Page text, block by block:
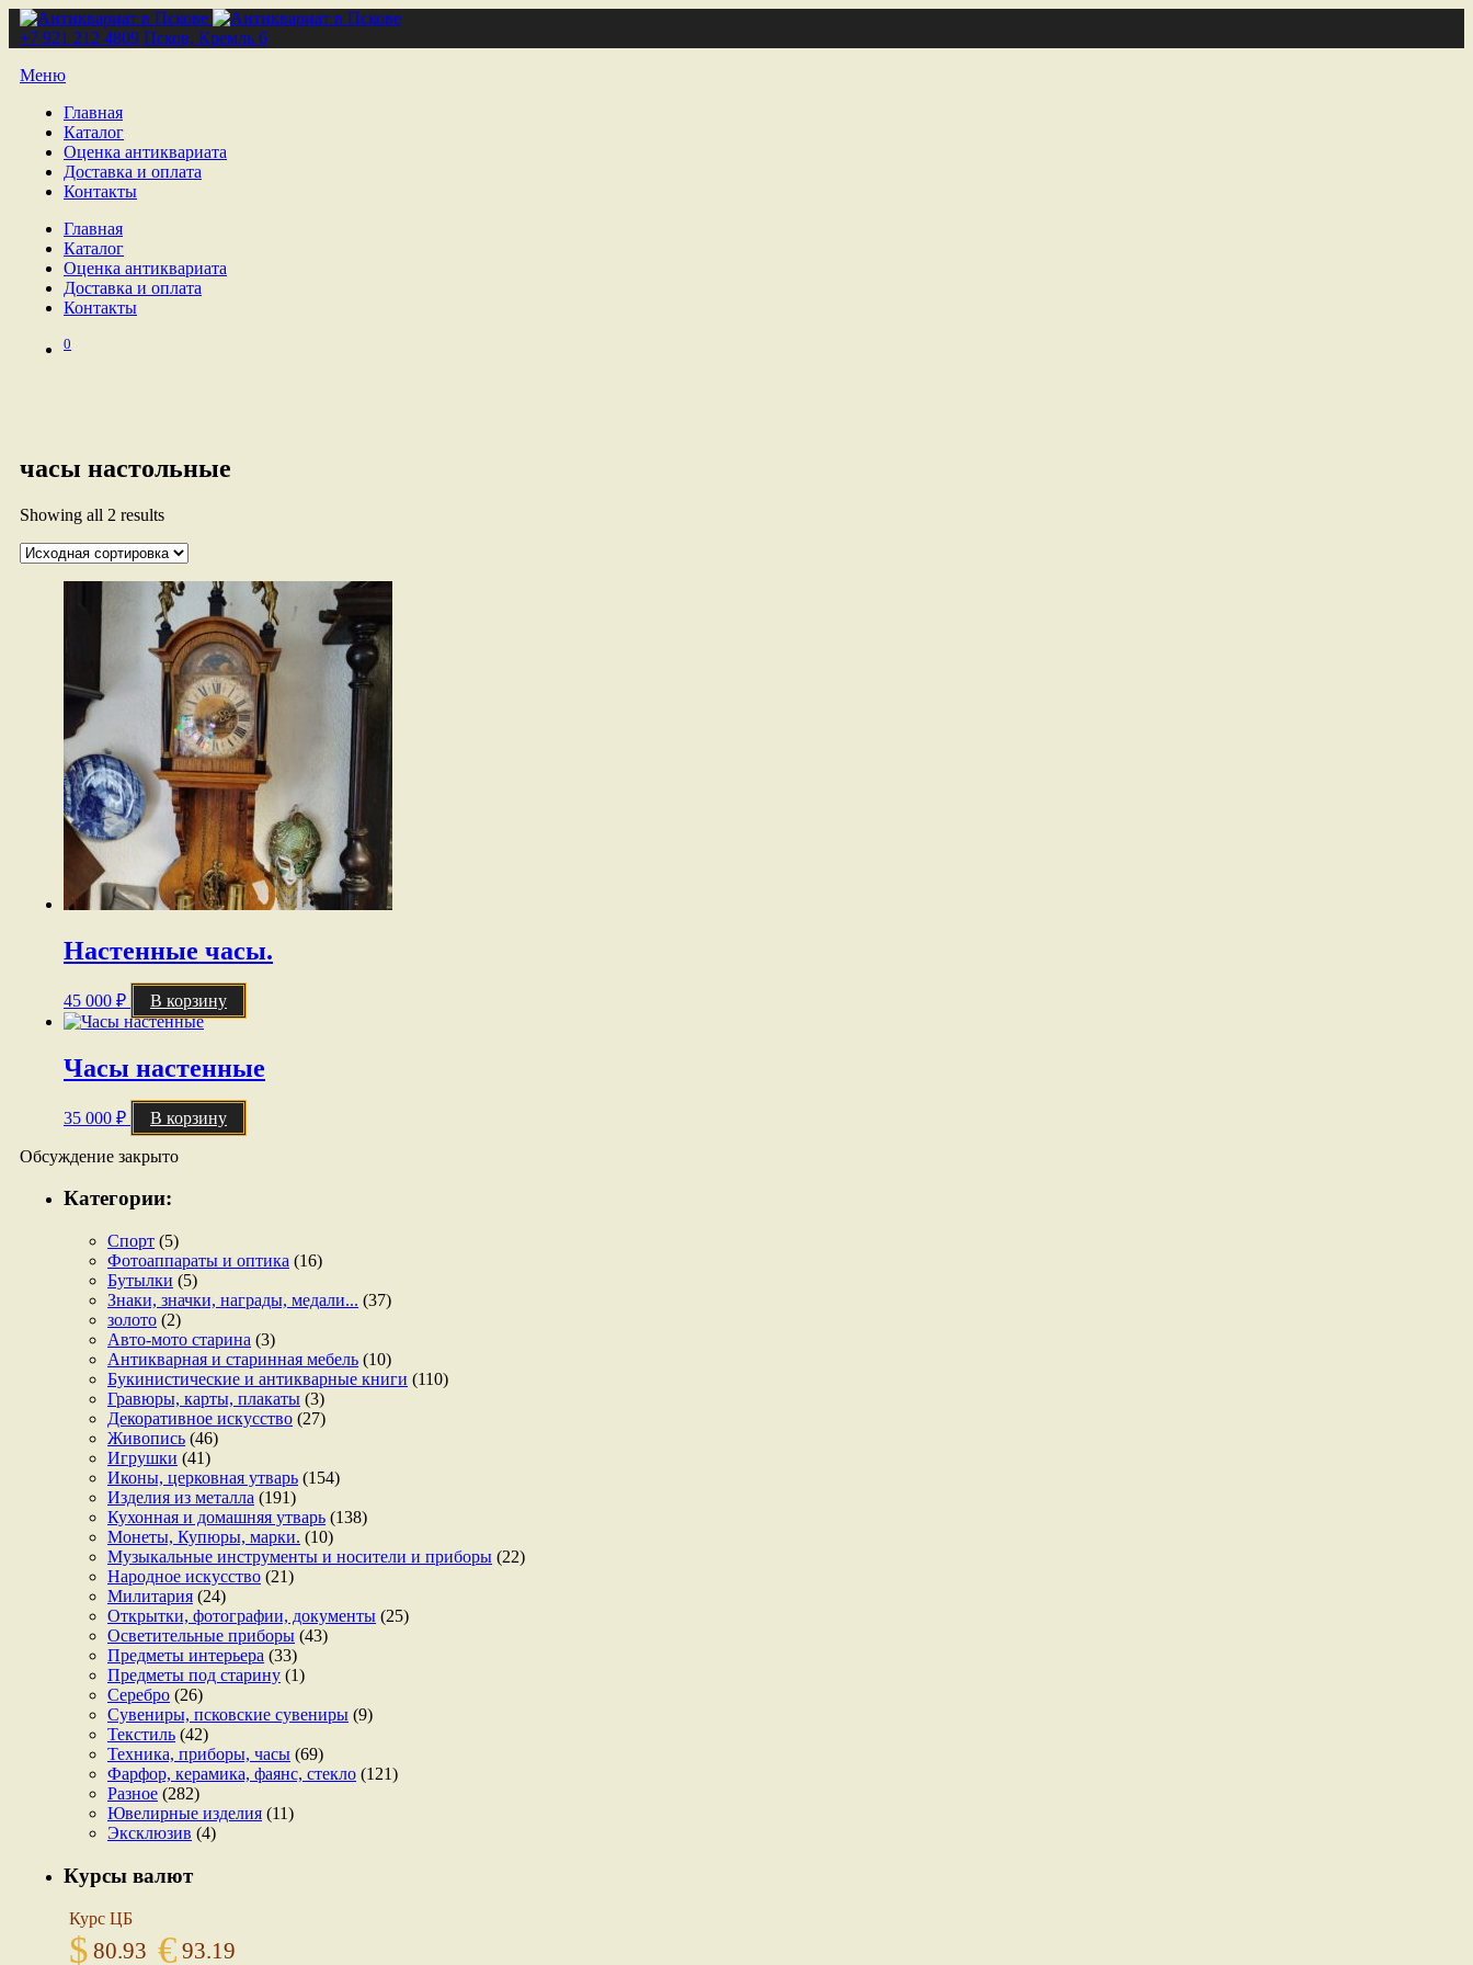
+7 921 212 4809 Псков, Кремль 6
Меню
Главная
Каталог
Оценка антиквариата
Доставка и оплата
Контакты
Главная
Каталог
Оценка антиквариата
Доставка и оплата
Контакты
0
часы настольные
Showing all 2 results
Настенные часы.
45 000 ₽ В корзину
Часы настенные
35 000 ₽ В корзину
Обсуждение закрыто
Категории:
Спорт (5)
Фотоаппараты и оптика (16)
Бутылки (5)
Знаки, значки, награды, медали... (37)
золото (2)
Авто-мото старина (3)
Антикварная и старинная мебель (10)
Букинистические и антикварные книги (110)
Гравюры, карты, плакаты (3)
Декоративное искусство (27)
Живопись (46)
Игрушки (41)
Иконы, церковная утварь (154)
Изделия из металла (191)
Кухонная и домашняя утварь (138)
Монеты, Купюры, марки. (10)
Музыкальные инструменты и носители и приборы (22)
Народное искусство (21)
Милитария (24)
Открытки, фотографии, документы (25)
Осветительные приборы (43)
Предметы интерьера (33)
Предметы под старину (1)
Серебро (26)
Сувениры, псковские сувениры (9)
Текстиль (42)
Техника, приборы, часы (69)
Фарфор, керамика, фаянс, стекло (121)
Разное (282)
Ювелирные изделия (11)
Эксклюзив (4)
Курсы валют
Курс ЦБ
$ 80.93 € 93.19